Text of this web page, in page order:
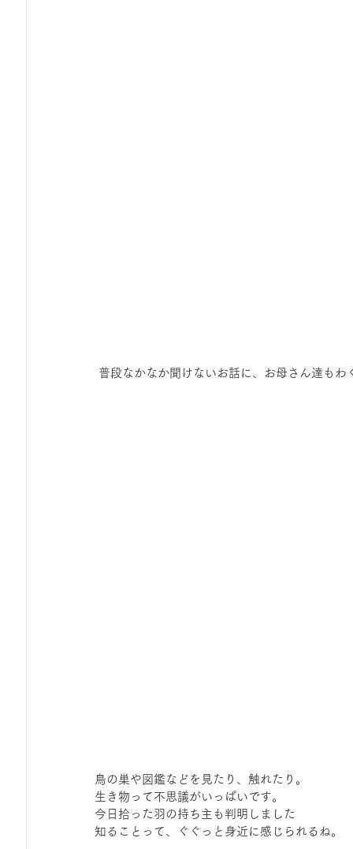
普段なかなか聞けないお話に、お母さん達もわ
鳥の巣や図鑑などを見たり、触れたり。
生き物って不思議がいっぱいです。
今日拾った羽の持ち主も判明しました
知ることって、ぐぐっと身近に感じられるね。